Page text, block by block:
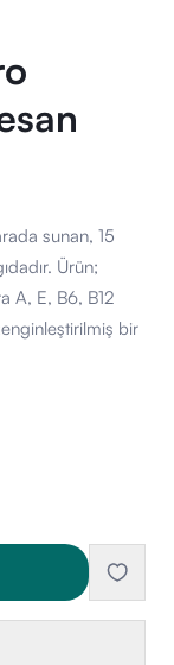
sunan, 15
Ürün;
A, E, B6, B12
bir